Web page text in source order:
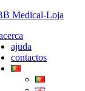
ajuda
contactos